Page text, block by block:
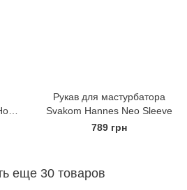
Рукав для мастурбатора
Svakom Hannes Neo Sleeve
789 грн
еще 30 товаров